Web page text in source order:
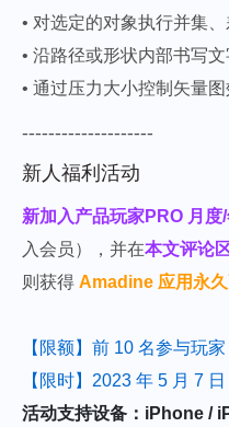
• 对选定的对象执行并集
• 沿路径或形状内部书写文
• 通过压力大小控制矢量图
--------------------
新人福利活动
新加入产品玩家PRO 月度
入会员）
，并在本文评论
则获得 Amadine 应用永久
【限额】前 10 名参与玩家
【限时】2023 年 5 月 7
活动支持设备：iPhone /